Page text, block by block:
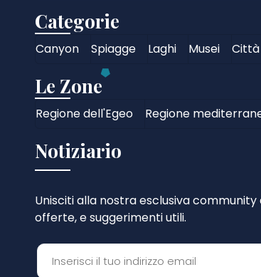
Categorie
Canyon Spiagge Laghi Musei
Le Zone
Regione dell'Egeo Regione
Notiziario
Unisciti alla nostra esclusiva
offerte, e suggerimenti utili.